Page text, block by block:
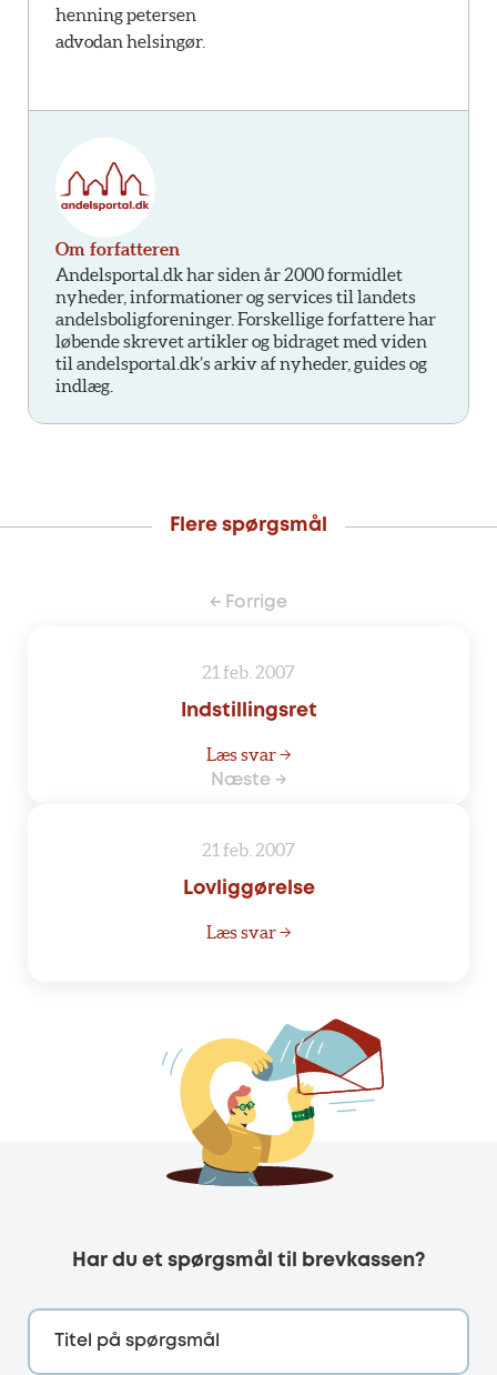
henning petersen
advodan helsingør.
Om forfatteren
Andelsportal.dk har siden år 2000 formidlet
nyheder, informationer og services til landets
andelsboligforeninger. Forskellige forfattere har
løbende skrevet artikler og bidraget med viden
til andelsportal.dk’s arkiv af nyheder, guides og
indlæg.
Flere spørgsmål
← Forrige
21 feb. 2007
Indstillingsret
Læs svar →
Næste →
21 feb. 2007
Lovliggørelse
Læs svar →
Har du et spørgsmål til brevkassen?
Titel på spørgsmål